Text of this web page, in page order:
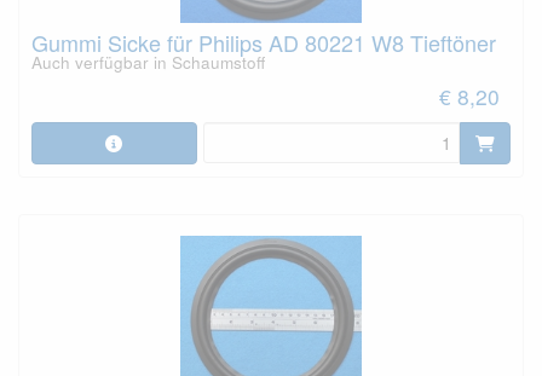
Gummi Sicke für Philips AD 80221 W8 Tieftöner
Auch verfügbar in Schaumstoff
€ 8,20